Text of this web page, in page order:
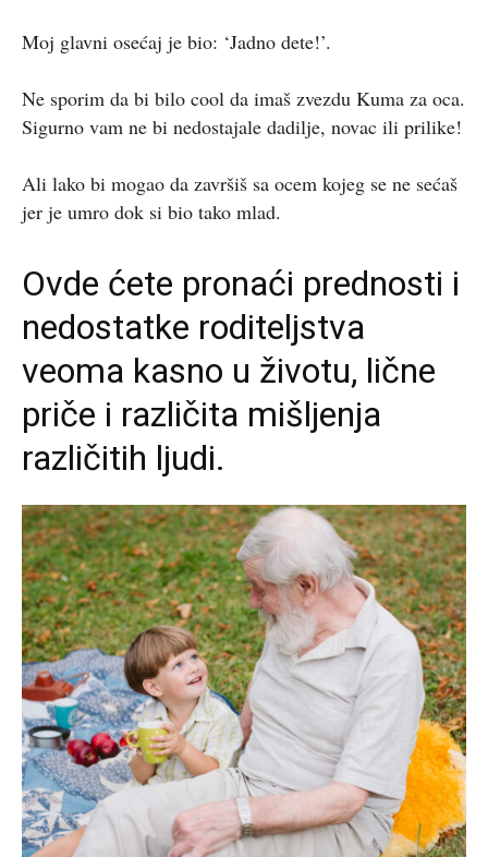
Moj glavni osećaj je bio: ‘Jadno dete!’.
Ne sporim da bi bilo cool da imaš zvezdu Kuma za oca.
Sigurno vam ne bi nedostajale dadilje, novac ili prilike!
Ali lako bi mogao da završiš sa ocem kojeg se ne sećaš
jer je umro dok si bio tako mlad.
Ovde ćete pronaći prednosti i
nedostatke roditeljstva
veoma kasno u životu, lične
priče i različita mišljenja
različitih ljudi.